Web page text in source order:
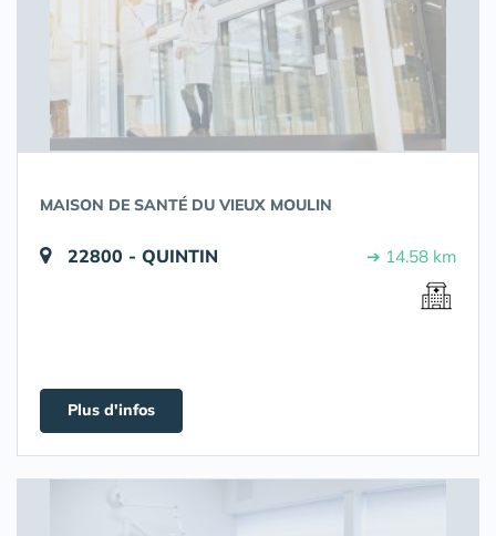
MAISON DE SANTÉ DU VIEUX MOULIN
22800 - QUINTIN ➔ 14.58 km
Plus d'infos